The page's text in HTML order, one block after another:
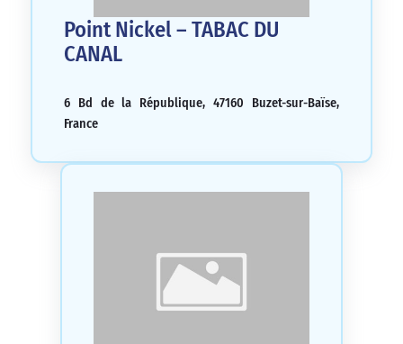
Point Nickel – TABAC DU
CANAL
6 Bd de la République, 47160 Buzet-sur-Baïse,
France